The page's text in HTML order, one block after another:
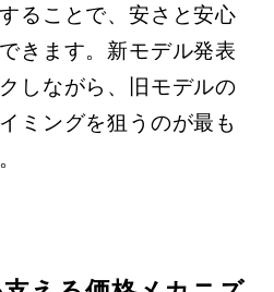
ることで、安さと安心
きます。新モデル発表
しながら、旧モデルの
ミングを狙うのが最も